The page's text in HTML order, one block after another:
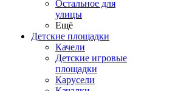
Остальное для
улицы
Ещё
Детские площадки
Качели
Детские игровые
площадки
Карусели